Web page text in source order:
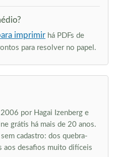
imprimir há PDFs de
para resolver no papel.
por Hagai Izenberg e
grátis há mais de 20 anos.
cadastro: dos quebra-
aos desafios muito difíceis